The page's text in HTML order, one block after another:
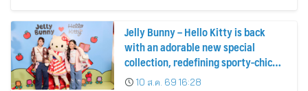
Jelly Bunny – Hello Kitty is back
with an adorable new special
collection, redefining sporty-chic
fashion by blending timeless
10 ส.ค. 69 16:28